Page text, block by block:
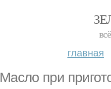
главная
Масло при